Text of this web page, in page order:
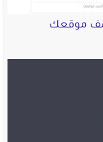
موقعك